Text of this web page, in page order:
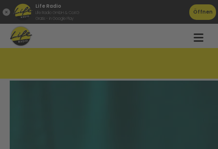
Life Radio
Life Radio GmbH & Co.KG
Gratis - in Google Play
Öffnen